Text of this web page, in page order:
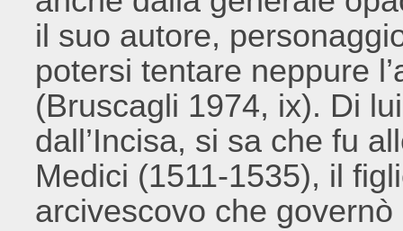
il suo autore,
potersi tentare neppure
(Bruscagli 1974, ix). Di
dall’Incisa, si sa che fu
Medici (1511-1535), il
arcivescovo che